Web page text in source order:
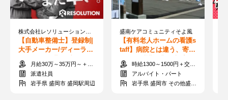
【自動車整備士】登録制|
大手メーカー/ディーラー/
整備工場etc勤務地イロイ
ロ★電話面接OK
月給30万～35万円～＋交通費支給
派遣社員
岩手県 盛岡市 盛岡駅周辺
盛南ケアコミュニティそよ風
【有料老人ホームの看護s
taff】病院とは違う、寄り
添いの看護★業界大手の
好待遇&支援体制
時給1300～1500円＋交通費全額支給
アルバイト・パート
岩手県 盛岡市 その他盛岡市